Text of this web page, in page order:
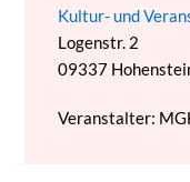
Kultur- und
Logenstr. 2
09337
Veranstalter: